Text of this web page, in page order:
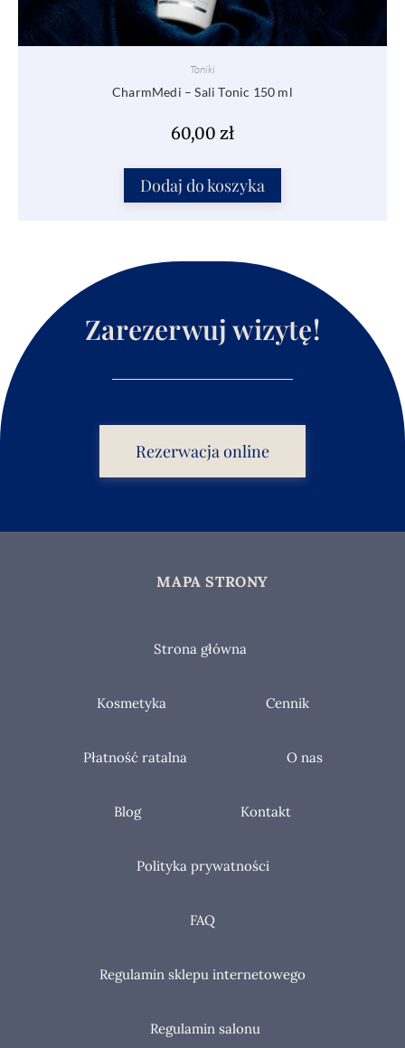
Toniki
CharmMedi – Sali Tonic 150 ml
60,00 zł
Dodaj do koszyka
Zarezerwuj wizytę!
Rezerwacja online
MAPA STRONY
Strona główna
Kosmetyka Cennik
Płatność ratalna O nas
Blog Kontakt
Polityka prywatności
FAQ
Regulamin sklepu internetowego
Regulamin salonu